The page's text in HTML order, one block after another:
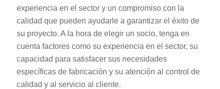
experiencia en el sector y un compromiso con la
calidad que pueden ayudarle a garantizar el éxito de
su proyecto. A la hora de elegir un socio, tenga en
cuenta factores como su experiencia en el sector, su
capacidad para satisfacer sus necesidades
específicas de fabricación y su atención al control de
calidad y al servicio al cliente.